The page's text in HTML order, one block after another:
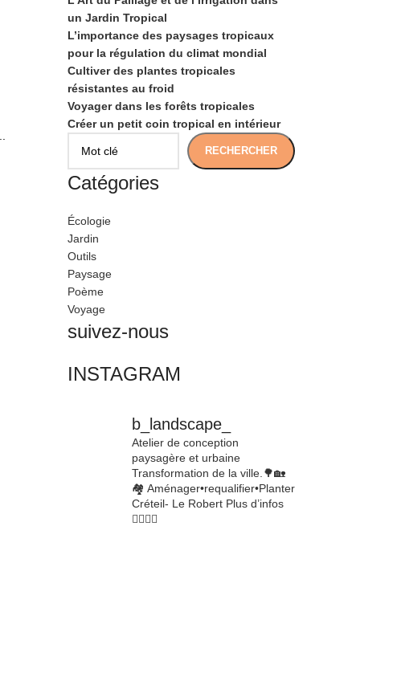
un Jardin Tropical
L’importance des paysages tropicaux
pour la régulation du climat mondial
Cultiver des plantes tropicales
résistantes au froid
Voyager dans les forêts tropicales
Créer un petit coin tropical en intérieur
RECHERCHER
Catégories
Écologie
Jardin
Outils
Paysage
Poème
Voyage
suivez-nous
INSTAGRAM
b_landscape_
Atelier de conception
paysagère et urbaine
Transformation de la ville.🌳🏡
🏘 Aménager•requalifier•Planter
Créteil- Le Robert Plus d’infos
👇🏾👇🏾